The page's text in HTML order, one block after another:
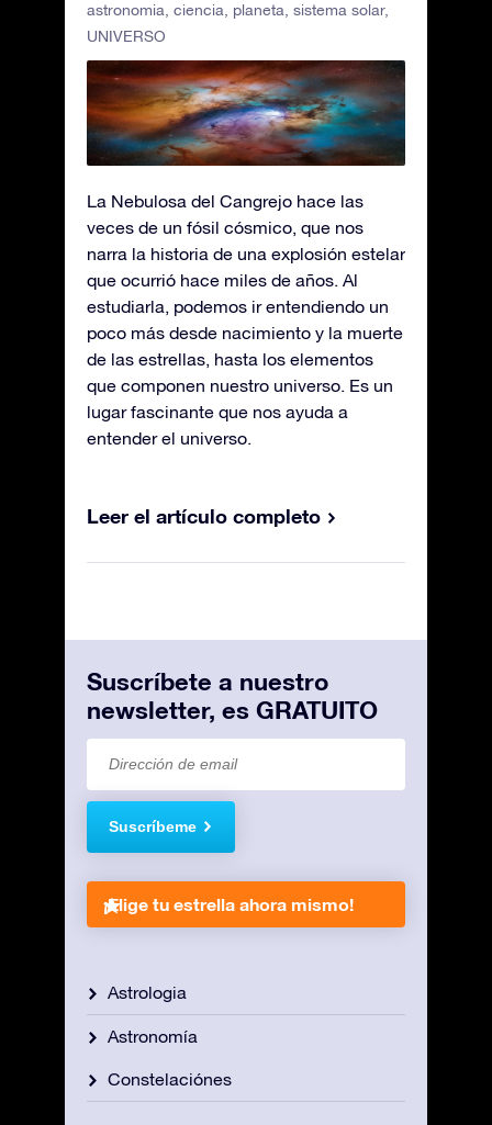
astronomia ciencia planeta sistema solar,
UNIVERSO
La Nebulosa del Cangrejo hace las
veces de un fósil cósmico, que nos
narra la historia de una explosión estelar
que ocurrió hace miles de años. Al
estudiarla, podemos ir entendiendo un
poco más desde nacimiento y la muerte
de las estrellas, hasta los elementos
que componen nuestro universo. Es un
lugar fascinante que nos ayuda a
entender el universo.
Leer el artículo completo
Suscríbete a nuestro
newsletter, es GRATUITO
Suscríbeme
¡Elige tu estrella ahora mismo!
Astrologia
Astronomía
Constelaciónes